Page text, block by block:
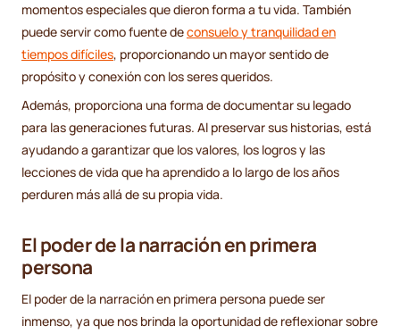
momentos especiales que dieron forma a tu vida. También
puede servir como fuente deconsuelo y tranquilidad en
tiempos difíciles, proporcionando un mayor sentido de
propósito y conexión con los seres queridos.
Además, proporciona una forma de documentar su legado
para las generaciones futuras. Al preservar sus historias, está
ayudando a garantizar que los valores, los logros y las
lecciones de vida que ha aprendido a lo largo de los años
perduren más allá de su propia vida.
El poder de la narración en primera
persona
El poder de la narración en primera persona puede ser
inmenso, ya que nos brinda la oportunidad de reflexionar sobre